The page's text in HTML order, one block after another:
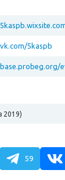
5kaspb
2019)
59